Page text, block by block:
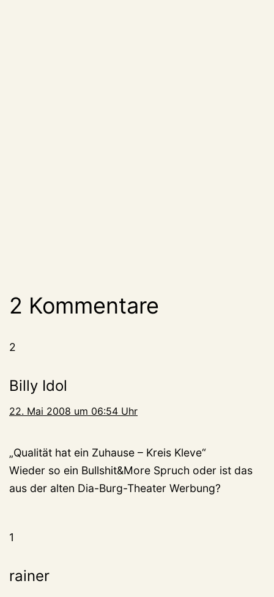
2 Kommentare
2
Billy Idol
22. Mai 2008 um 06:54 Uhr
„Qualität hat ein Zuhause – Kreis Kleve“
Wieder so ein Bullshit&More Spruch oder ist das
aus der alten Dia-Burg-Theater Werbung?
1
rainer